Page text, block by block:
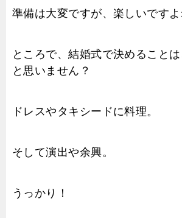
準備は大変ですが、楽しいですよ
ところで、結婚式で決めること
と思いません？
ドレスやタキシードに料理。
そして演出や余興。
うっかり！